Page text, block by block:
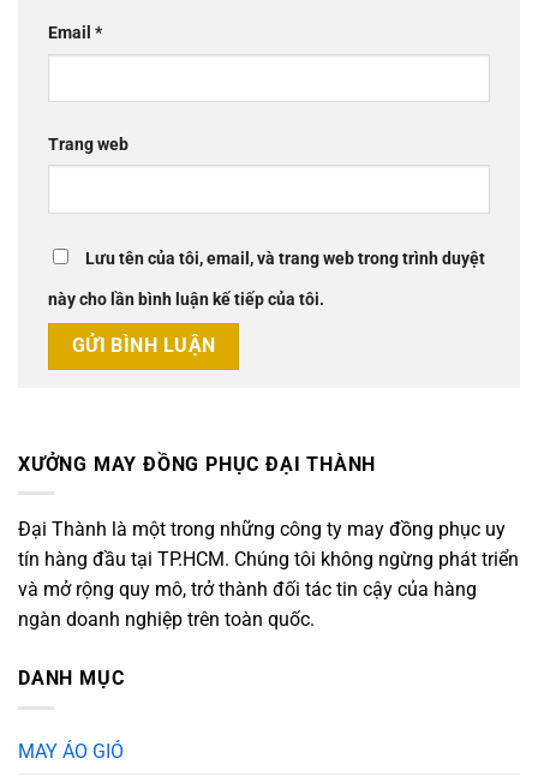
Email *
Trang web
Lưu tên của tôi, email, và trang web trong trình duyệt
này cho lần bình luận kế tiếp của tôi.
XƯỞNG MAY ĐỒNG PHỤC ĐẠI THÀNH
Đại Thành là một trong những công ty may đồng phục uy
tín hàng đầu tại TP.HCM. Chúng tôi không ngừng phát triển
và mở rộng quy mô, trở thành đối tác tin cậy của hàng
ngàn doanh nghiệp trên toàn quốc.
DANH MỤC
MAY ÁO GIÓ